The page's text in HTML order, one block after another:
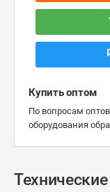
Купить оптом
По вопросам
оборудования